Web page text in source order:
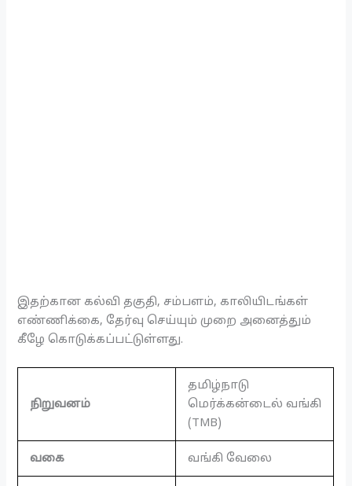
இதற்கான கல்வி தகுதி, சம்பளம், காலியிடங்கள்
எண்ணிக்கை, தேர்வு செய்யும் முறை அனைத்தும்
கீழே கொடுக்கப்பட்டுள்ளது.
நிறுவனம்
தமிழ்நாடு
மெர்க்கன்டைல்​​வங்கி
(TMB)
வகை வங்கி வேலை